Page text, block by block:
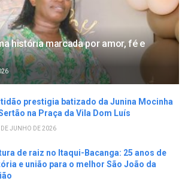
história marcada por amor, fé e
prestigia batizado da Junina Mocinha
na Praça da Vila Dom Luís
DE JUNHO DE 2026
de raiz no Itaqui-Bacanga: 25 anos de
e união para o melhor São João da